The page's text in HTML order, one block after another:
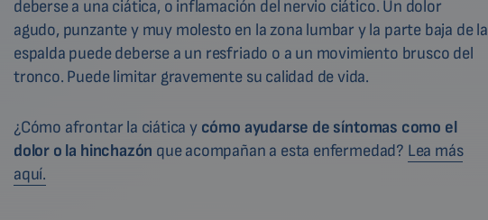
deberse a una ciática, o inflamación del nervio ciático. Un dolor
agudo, punzante y muy molesto en la zona lumbar y la parte baja de la
espalda puede deberse a un resfriado o a un movimiento brusco del
tronco. Puede limitar gravemente su calidad de vida.
¿Cómo afrontar la ciática ycómo ayudarse de síntomas como el
dolor o la hinchazón que acompañan a esta enfermedad? Lea más
aquí.